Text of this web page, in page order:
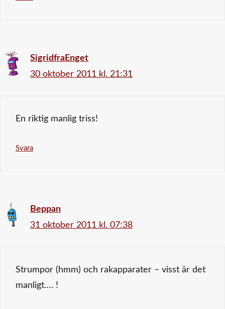
SigridfraEnget
30 oktober 2011 kl. 21:31
En riktig manlig triss!
Svara
Beppan
31 oktober 2011 kl. 07:38
Strumpor (hmm) och rakapparater – visst är det
manligt…. !